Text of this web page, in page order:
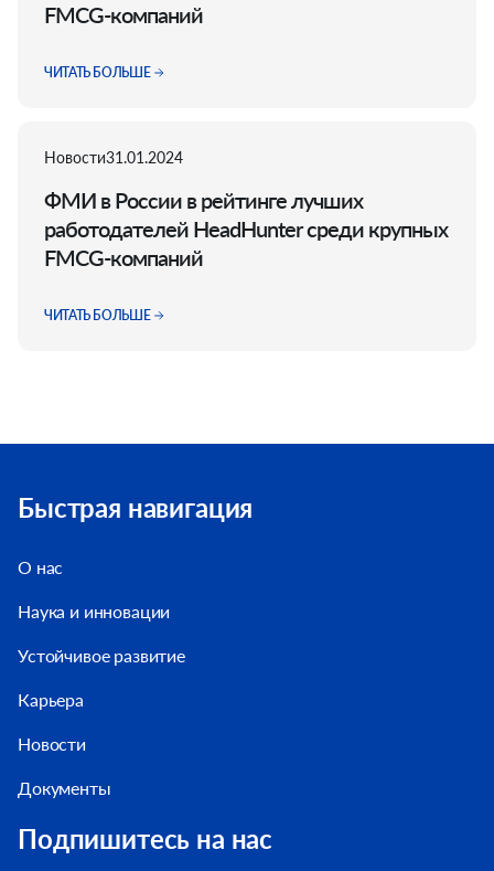
FMCG-компаний
ЧИТАТЬ БОЛЬШЕ
Новости31.01.2024
ФМИ в России в рейтинге лучших
работодателей HeadHunter среди крупных
FMCG-компаний
ЧИТАТЬ БОЛЬШЕ
Быстрая навигация
О нас
Наука и инновации
Устойчивое развитие
Карьера
Новости
Документы
Подпишитесь на нас